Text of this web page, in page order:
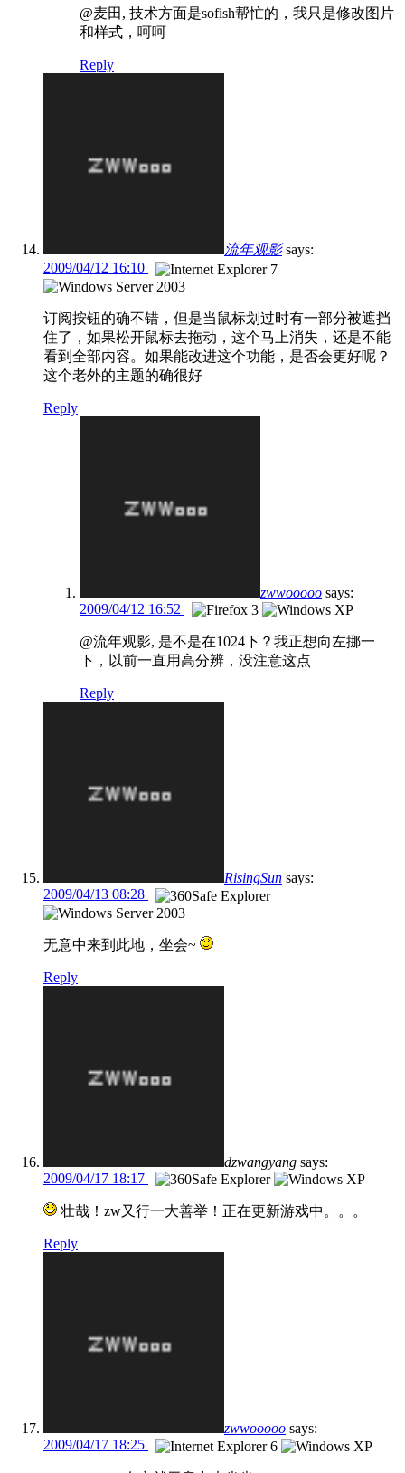
@麦田, 技术方面是sofish帮忙的，我只是修改图片
和样式，呵呵
Reply
流年观影 says:
2009/04/12 16:10
订阅按钮的确不错，但是当鼠标划过时有一部分被遮挡
住了，如果松开鼠标去拖动，这个马上消失，还是不能
看到全部内容。如果能改进这个功能，是否会更好呢？
这个老外的主题的确很好
Reply
zwwooooo says:
2009/04/12 16:52
@流年观影, 是不是在1024下？我正想向左挪一
下，以前一直用高分辨，没注意这点
Reply
RisingSun says:
2009/04/13 08:28
无意中来到此地，坐会~
Reply
dzwangyang says:
2009/04/17 18:17
壮哉！zw又行一大善举！正在更新游戏中。。。
Reply
zwwooooo says:
2009/04/17 18:25